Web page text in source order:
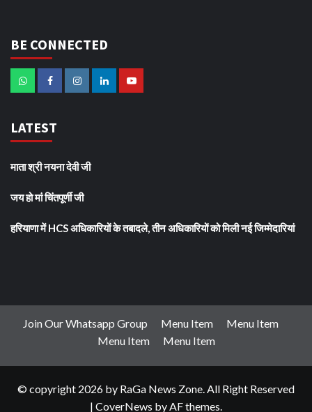
BE CONNECTED
LATEST
माता श्री नयना देवी जी
जय हो मां चिंतपूर्णी जी
हरियाणा में HCS अधिकारियों के तबादले, तीन अधिकारियों को मिली नई जिम्मेदारियां
Join Our Whatsapp Group Menu Item
Menu Item
Menu Item
Menu Item
© copyright 2026 by RaGa News Zone. All Right Reserved
| CoverNews by AF themes.